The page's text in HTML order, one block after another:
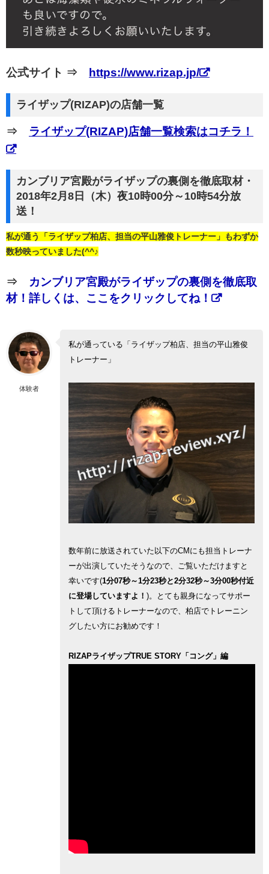
公式サイト ⇒ https://www.rizap.jp/
ライザップ(RIZAP)の店舗一覧
⇒ ライザップ(RIZAP)店舗一覧検索はコチラ！
カンブリア宮殿がライザップの裏側を徹底取材・
2018年2月8日（木）夜10時00分～10時54分放
送！
私が通う「ライザップ柏店、担当の平山雅俊トレーナー」もわずか
数秒映っていました(^^♪
⇒ カンブリア宮殿がライザップの裏側を徹底取
材！詳しくは、ここをクリックしてね！
体験者
私が通っている「ライザップ柏店、担当の平山雅俊
トレーナー」
数年前に放送されていた以下のCMにも担当トレーナ
ーが出演していたそうなので、ご覧いただけますと
幸いです(1分07秒～1分23秒と2分32秒～3分00秒付近
に登場していますよ！ )。とても親身になってサポー
トして頂けるトレーナーなので、柏店でトレーニン
グしたい方にお勧めです！
RIZAPライザップTRUE STORY「コング」編